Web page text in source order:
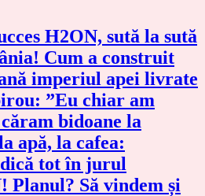
H2ON, sută la sută
Cum a construit
imperiul apei livrate
”Eu chiar am
bidoane la
apă, la cafea:
tot în jurul
Planul? Să vindem și